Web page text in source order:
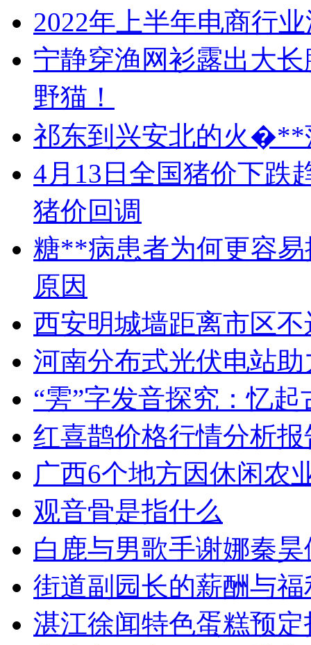
2022年上半年电商行
宁静穿渔网衫露出大
野猫！
祁东到兴安北的火
4月13日全国猪价下跌
猪价回调
糖**病患者为何更容
原因
西安明城墙距离市区
河南分布式光伏电站
“雱”字发音探究：忆起
红喜鹊价格行情分析报
广西6个地方因休闲农
观音骨是指什么
白鹿与男歌手谢娜秦
街道副园长的薪酬与
湛江徐闻特色蛋糕预定